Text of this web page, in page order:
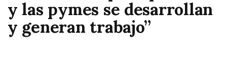
y las pymes se desarrollan
y generan trabajo”